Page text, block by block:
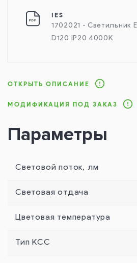
IES
1702021 - Светильник
D120 IP20 4000K
ОТКРЫТЬ ОПИСАНИЕ
МОДИФИКАЦИЯ ПОД ЗАКАЗ
Параметры
Световой поток, лм
Световая отдача
Цветовая температура
Тип КСС